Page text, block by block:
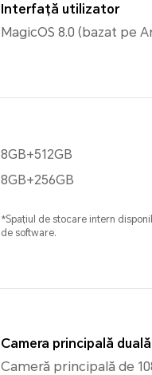
Interfață utilizator
MagicOS 8.0 (bazat pe
8GB+512GB
8GB+256GB
*Spațiul de stocare intern
de software.
Camera principală duală
Cameră principală de